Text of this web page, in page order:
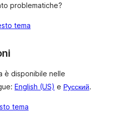
problematiche?
tema
è disponibile nelle
English (US) e Русский.
tema